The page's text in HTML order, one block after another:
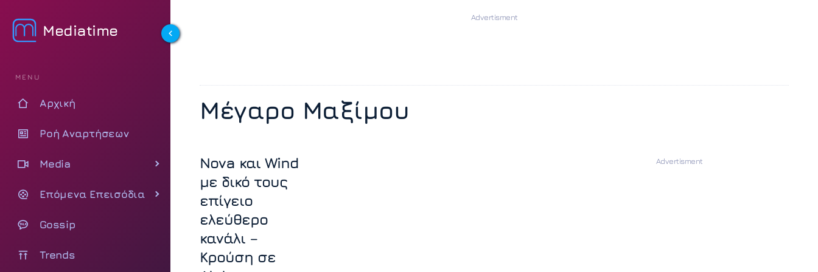
Mediatime
MENU
Αρχική
Ροή Αναρτήσεων
Media
Επόμενα Επεισόδια
Gossip
Trends
Μέγαρο Μαξίμου
Nova και Wind
με δικό τους
επίγειο
ελεύθερο
κανάλι –
Κρούση σε